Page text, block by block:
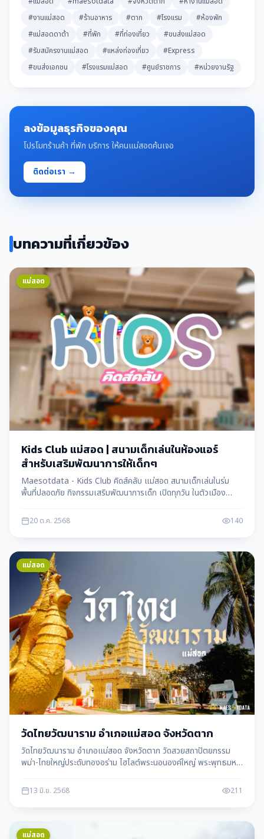
#งานแม่สอด
#ร้านอาหาร #ตาก #โรงแรม
#ห้องพัก
#แม่สอดดาต้า
#ที่พัก #ที่ท่องเที่ยว
#ขนส่งแม่สอด
#รับสมัครงานแม่สอด
#แหล่งท่องเที่ยว
#Express
#ขนส่งเอกชน
#โรงแรมแม่สอด #ศูนย์ราชการ #หน่วยงานรัฐ
ลงข้อมูลธุรกิจของคุณ
โปรโมทร้านค้า ที่พัก บริการ ให้คนแม่สอดค้นเจอ
ติดต่อเรา →
บทความที่เกี่ยวข้อง
แม่สอด
Kids Club แม่สอด | สนามเด็กเล่นในห้องแอร์
สำหรับเสริมพัฒนาการให้เด็กๆ
Maesotdata - Kids Club คิดส์คลับ แม่สอด สนามเด็กเล่นในร่ม
พื้นที่ปลอดภัย กิจกรรมเสริมพัฒนาการเด็ก เปิดทุกวัน ในตัวเมือง
20 ต.ค. 2568 140
แม่สอด
วัดไทยวัฒนาราม อำเภอแม่สอด จังหวัดตาก
วัดไทยวัฒนาราม อำเภอแม่สอด จังหวัดตาก วัดสวยสถาปัตยกรรม
พม่า-ไทยใหญ่ประดับทองอร่าม ไฮไลต์พระนอนองค์ใหญ่ พระพุทธมหา
13 มิ.ย. 2568 211
แม่สอด